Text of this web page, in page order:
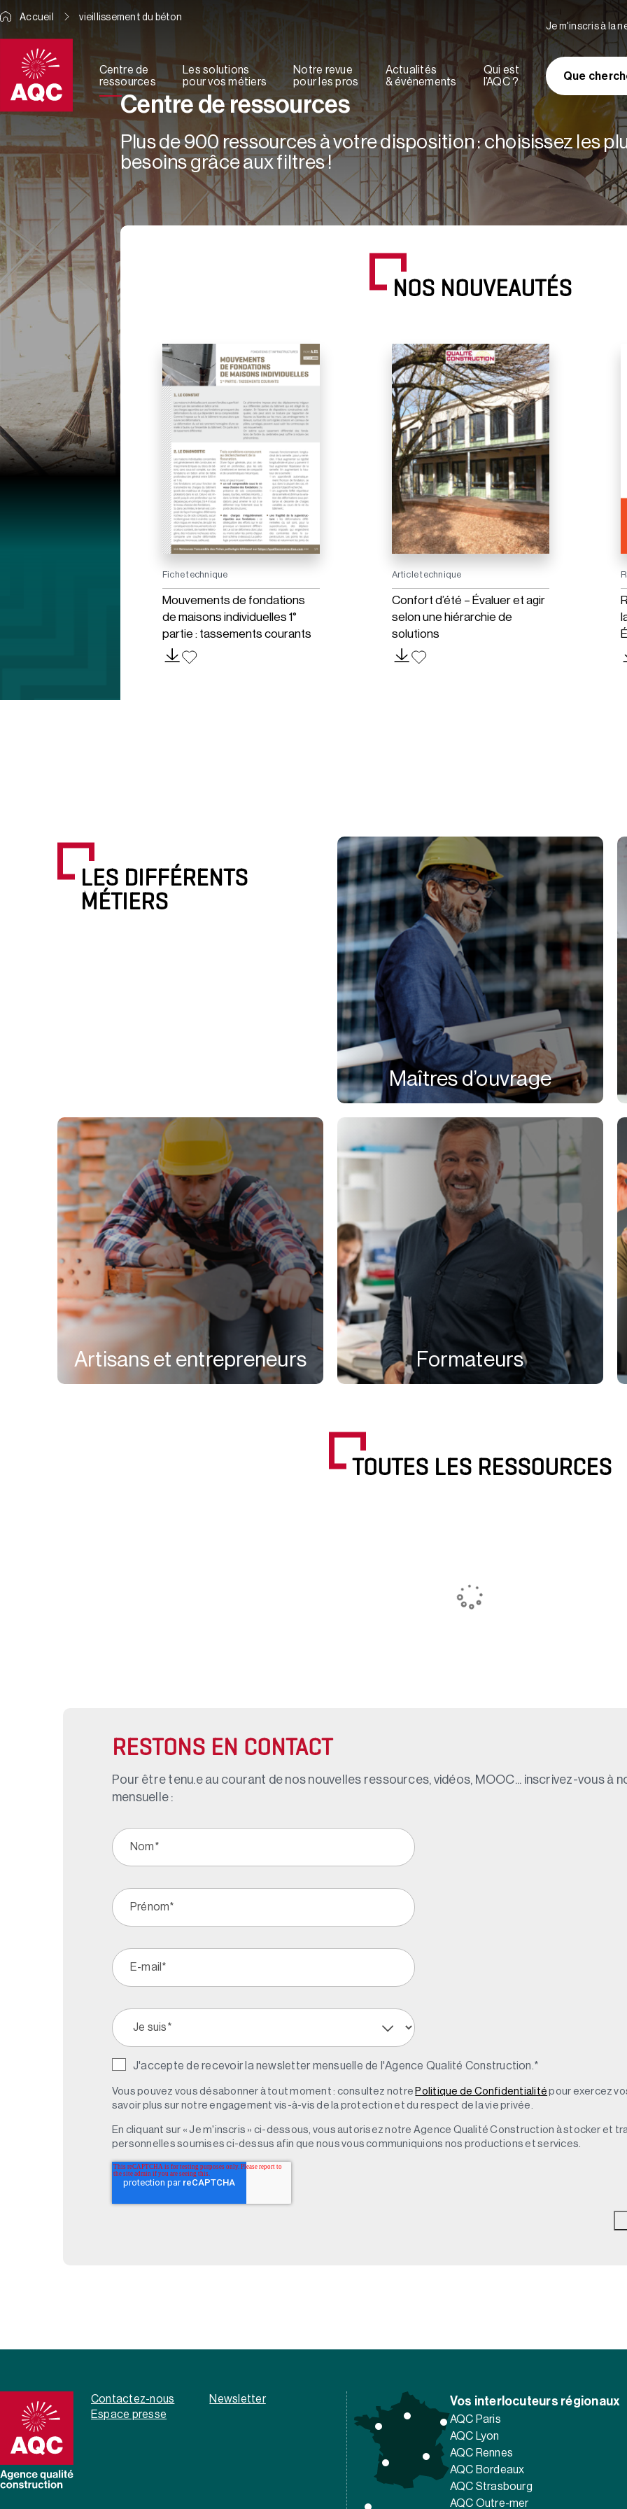
Centre de
ressources
Les solutions
pour vos métiers
Notre revue
pour les pros
Actualités
& évènements
Qui est
l’AQC ?
Je m'inscris à la
Que
Accueil vieillissement du béton
Centre de ressources
Plus de 900 ressources à votre disposition : choisissez les
besoins grâce aux filtres !
NOS NOUVEAUTÉS
Fiche technique
Mouvements de fondations
de maisons individuelles 1°
partie : tassements courants
Article technique
Confort d’été – Évaluer et agir
selon une hiérarchie de
solutions
LES DIFFÉRENTS
MÉTIERS
Maîtres d’ouvrage
Artisans et entrepreneurs Formateurs
TOUTES LES RESSOURCES
RESTONS EN CONTACT
Pour être tenu.e au courant de nos nouvelles ressources, vidéos, MOOC... inscrivez-vous à
mensuelle :
J'accepte de recevoir la newsletter mensuelle de l'Agence Qualité Construction.*
Vous pouvez vous désabonner à tout moment : consultez notre Politique de Confidentialité pour exercez
savoir plus sur notre engagement vis-à-vis de la protection et du respect de la vie privée.
En cliquant sur « Je m'inscris » ci-dessous, vous autorisez notre Agence Qualité Construction à stocker et
personnelles soumises ci-dessus afin que nous vous communiquions nos productions et services.
Contactez-nous
Newsletter
Espace presse
Vos interlocuteurs régionaux
AQC Paris
AQC Lyon
AQC Rennes
AQC Bordeaux
AQC Strasbourg
AQC Outre-mer